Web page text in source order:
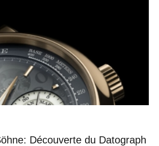
Découverte du Datograph